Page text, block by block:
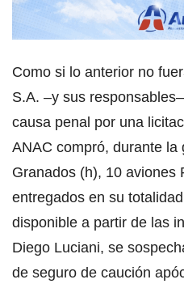
Como si lo anterior no
S.A. –y sus
causa penal por una
ANAC compró, durante la
Granados (h), 10 aviones
entregados en su
disponible a partir de las
Diego Luciani, se
de seguro de caución